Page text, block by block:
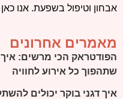
אבחון וטיפול בשפעת. אנו
מאמרים אחרונים
הפודטראק הכי מרשים:
שתהפוך כל אירוע לחוויה
איך דגני בוקר יכולים